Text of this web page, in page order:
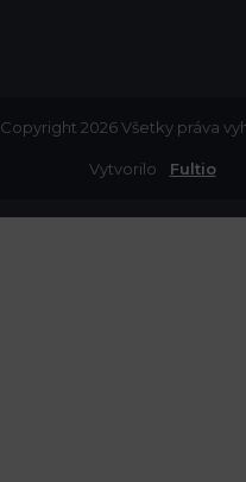
Copyright 2026 Všetky práva
Vytvorilo Fultio